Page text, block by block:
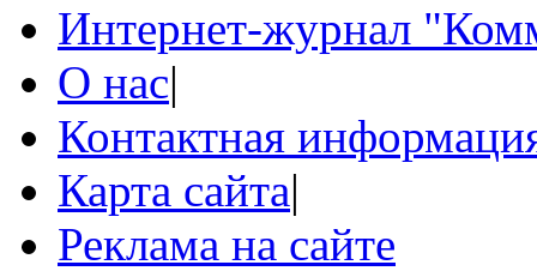
Интернет-журнал
О нас|
Контактная
Карта сайта|
Реклама на сайте